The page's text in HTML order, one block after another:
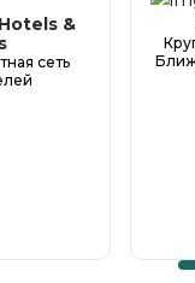
&
сеть